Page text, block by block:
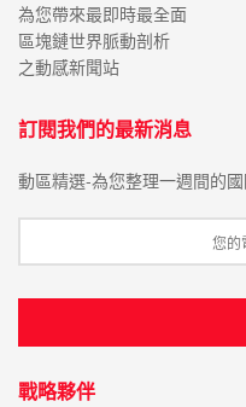
為您帶來最即時最全面
區塊鏈世界脈動剖析
之動感新聞站
訂閱我們的最新消息
動區精選-為您整理一週間的
戰略夥伴